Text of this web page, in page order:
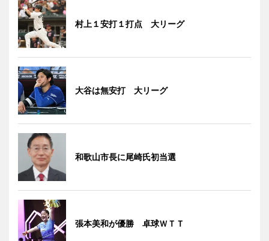
村上１安打１打点 大リーグ
大谷は無安打 大リーグ
和歌山市長に尾崎氏初当選
張本美和が優勝 卓球ＷＴＴ